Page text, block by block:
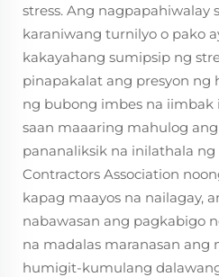
stress. Ang nagpapahiwalay
karaniwang turnilyo o pako
kakayahang sumipsip ng
pinapakalat ang presyon ng
ng bubong imbes na iimbak
saan maaaring mahulog
pananaliksik na inilathala
Contractors Association
kapag maayos na nailagay,
nabawasan ang pagkabigo
na madalas maranasan ang
humigit-kumulang